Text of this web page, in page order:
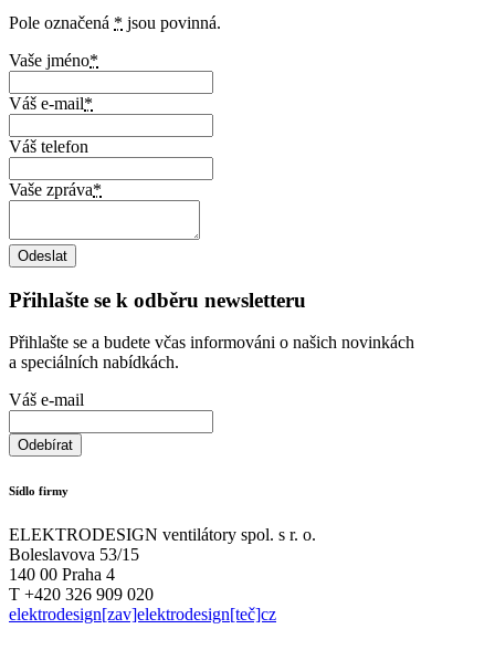
Pole označená * jsou povinná.
Vaše jméno*
Váš e-mail*
Váš telefon
Vaše zpráva*
Přihlašte se k odběru newsletteru
Přihlašte se a budete včas informováni o našich novinkách
a speciálních nabídkách.
Váš e-mail
Sídlo firmy
ELEKTRODESIGN ventilátory spol. s r. o.
Boleslavova 53/15
140 00 Praha 4
T +420 326 909 020
elektrodesign[zav]elektrodesign[teč]cz